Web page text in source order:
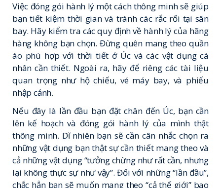
Việc đóng gói hành lý một cách thông minh sẽ giúp
bạn tiết kiệm thời gian và tránh các rắc rối tại sân
bay. Hãy kiểm tra các quy định về hành lý của hãng
hàng không bạn chọn. Đừng quên mang theo quần
áo phù hợp với thời tiết ở Úc và các vật dụng cá
nhân cần thiết. Ngoài ra, hãy để riêng các tài liệu
quan trọng như hộ chiếu, vé máy bay, và phiếu
nhập cảnh.
Nếu đây là lần đầu bạn đặt chân đến Úc, bạn cần
lên kế hoạch và đóng gói hành lý của mình thật
thông minh. Dĩ nhiên bạn sẽ cần cân nhắc chọn ra
những vật dụng bạn thật sự cần thiết mang theo và
cả những vật dụng “tưởng chừng như rất cần, nhưng
lại không thực sự như vậy”. Đối với những “lần đầu”,
chắc hẳn bạn sẽ muốn mang theo “cả thế giới” bao